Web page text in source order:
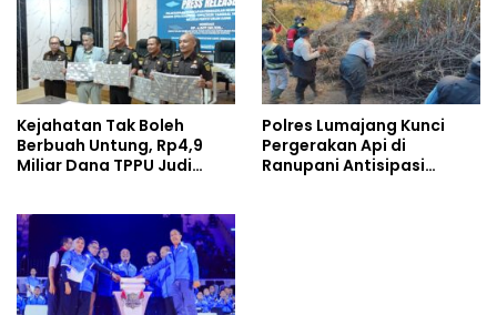
Kejahatan Tak Boleh
Berbuah Untung, Rp4,9
Miliar Dana TPPU Judi
Polres Lumajang Kunci
Pergerakan Api di
Ranupani Antisipasi